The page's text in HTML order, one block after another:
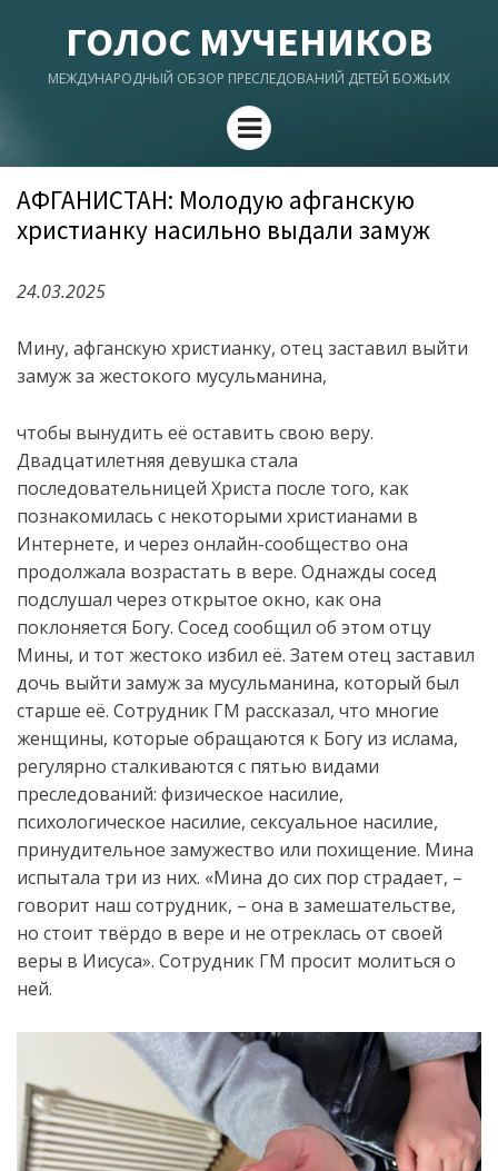
ГОЛОС МУЧЕНИКОВ
МЕЖДУНАРОДНЫЙ ОБЗОР ПРЕСЛЕДОВАНИЙ ДЕТЕЙ БОЖЬИХ
Menu
АФГАНИСТАН: Молодую афганскую
христианку насильно выдали замуж
24.03.2025
Мину, афганскую христианку, отец заставил выйти
замуж за жестокого мусульманина,
чтобы вынудить её оставить свою веру.
Двадцатилетняя девушка стала
последовательницей Христа после того, как
познакомилась с некоторыми христианами в
Интернете, и через онлайн-сообщество она
продолжала возрастать в вере. Однажды сосед
подслушал через открытое окно, как она
поклоняется Богу. Сосед сообщил об этом отцу
Мины, и тот жестоко избил её. Затем отец заставил
дочь выйти замуж за мусульманина, который был
старше её. Сотрудник ГМ рассказал, что многие
женщины, которые обращаются к Богу из ислама,
регулярно сталкиваются с пятью видами
преследований: физическое насилие,
психологическое насилие, сексуальное насилие,
принудительное замужество или похищение. Мина
испытала три из них. «Мина до сих пор страдает, –
говорит наш сотрудник, – она в замешательстве,
но стоит твёрдо в вере и не отреклась от своей
веры в Иисуса». Сотрудник ГМ просит молиться о
ней.